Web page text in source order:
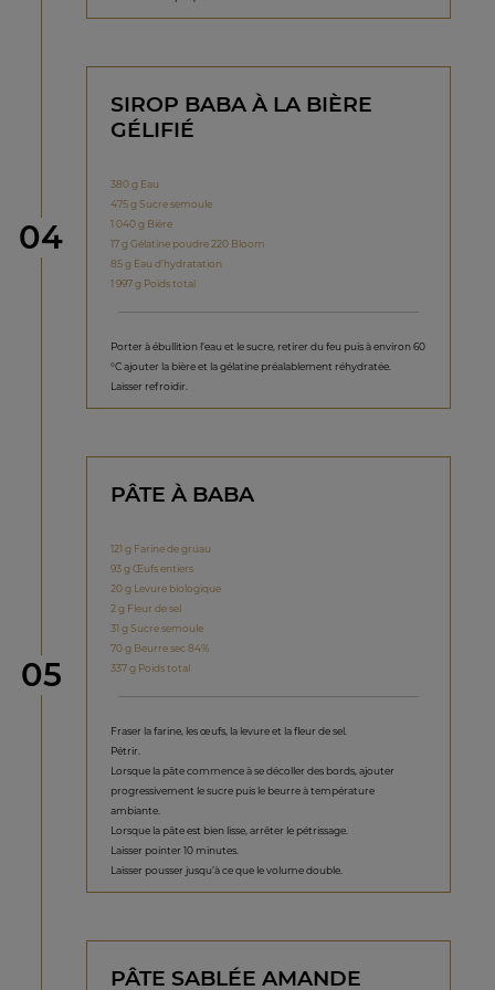
étape
04
SIROP BABA À LA BIÈRE
GÉLIFIÉ
380 g Eau
475 g Sucre semoule
1 040 g Bière
17 g Gélatine poudre 220 Bloom
85 g Eau d’hydratation
1 997 g Poids total
Porter à ébullition l’eau et le sucre, retirer du feu puis à environ 60
°C ajouter la bière et la gélatine préalablement réhydratée.
Laisser refroidir.
étape
05
PÂTE À BABA
121 g Farine de gruau
93 g Œufs entiers
20 g Levure biologique
2 g Fleur de sel
31 g Sucre semoule
70 g Beurre sec 84%
337 g Poids total
Fraser la farine, les œufs, la levure et la fleur de sel.
Pétrir.
Lorsque la pâte commence à se décoller des bords, ajouter
progressivement le sucre puis le beurre à température
ambiante.
Lorsque la pâte est bien lisse, arrêter le pétrissage.
Laisser pointer 10 minutes.
Laisser pousser jusqu’à ce que le volume double.
PÂTE SABLÉE AMANDE